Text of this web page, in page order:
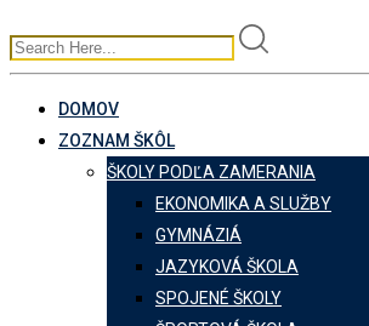
DOMOV
ZOZNAM ŠKÔL
ŠKOLY PODĽA ZAMERANIA
EKONOMIKA A SLUŽBY
GYMNÁZIÁ
JAZYKOVÁ ŠKOLA
SPOJENÉ ŠKOLY